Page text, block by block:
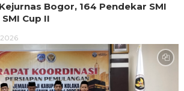
Bogor, 164 Pendekar SMI
Cup II